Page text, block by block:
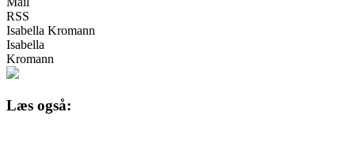
RSS
Isabella Kromann
Isabella
Kromann
Læs også: